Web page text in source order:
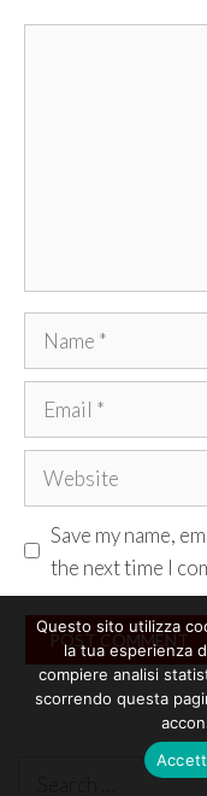
Name
Email
Website
Save my name,
the next time I
Questo sito utilizza
la tua esperienza
compiere analisi
scorrendo questa